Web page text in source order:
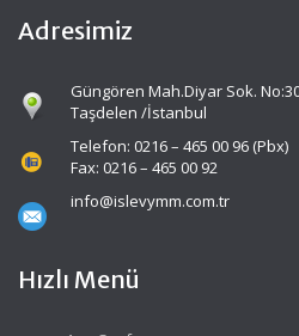
Adresimiz
Güngören Mah.Diyar Sok.
Taşdelen /İstanbul
Telefon: 0216 – 465 00 96 (Pbx)
Fax: 0216 – 465 00 92
info@islevymm.com.tr
Hızlı Menü